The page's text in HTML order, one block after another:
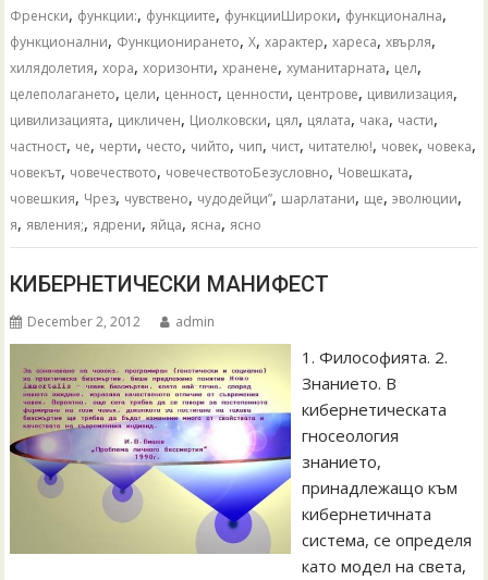
Френски, функции:, функциите, функцииШироки, функционална,
функционални, Функционирането,Х,характер,хареса,хвърля,
хилядолетия,хора,хоризонти,хранене,хуманитарната, цел,
целеполагането, цели, ценност, ценности, центрове, цивилизация,
цивилизацията, цикличен, Циолковски, цял, цялата, чака, части,
частност, че, черти, често, чийто, чип, чист, читателю!, човек, човека,
човекът, човечеството, човечествотоБезусловно, Човешката,
човешкия, Чрез, чувствено, чудодейци”, шарлатани, ще,эволюции,
я, явления;, ядрени, яйца, ясна, ясно
КИБЕРНЕТИЧЕСКИ МАНИФЕСТ
December 2, 2012 admin
1. Философията. 2.
Знанието. В
кибернетическата
гносеология
знанието,
принадлежащо към
кибернетичната
система, се определя
като модел на света,